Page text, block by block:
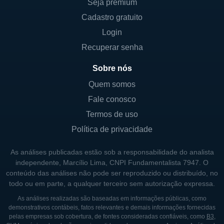
Experiências: promoções em atividades,
eventos e excursões, proporcionando aos
usuários oportunidades para explorar
Entretenimento: acesso a ofertas
especiais em shows, cinemas, e outras
formas de entretenimento, que atraem
uma ampla gama de consumidores.
Essas linhas de negócios demonstram a
versatilidade da Travelzoo em atender às
diferentes necessidades dos viajantes,
proporcionando uma plataforma abrangente
para diversas ofertas de turismo e lazer.
CONTROLADORES E PRINCIPAIS
Seja premium
Cadastro gratuito
Login
Recuperar senha
Sobre nós
Quem somos
Fale conosco
Termos de uso
Política de privacidade
As análises publicadas estão sob a responsabilidade do analista
independente, Marcílio Lima, CNPI Fundamentalista 7947. O
conteúdo das análises não pode ser reproduzido ou distribuído, no
todo ou em parte, a qualquer terceiro sem autorização expressa.
As análises realizadas são baseadas em informações públicas, como
demonstrativos contábeis, fatos relevantes e demais informações fornecidas
pelas empresas sob cobertura, de fontes consideradas confiáveis, como B3,